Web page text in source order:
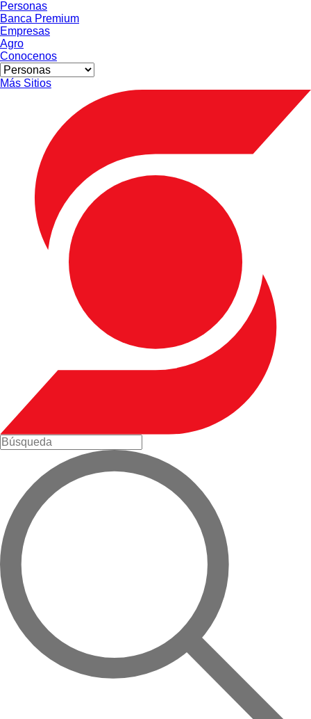
Personas
Banca Premium
Empresas
Agro
Conocenos
Más Sitios